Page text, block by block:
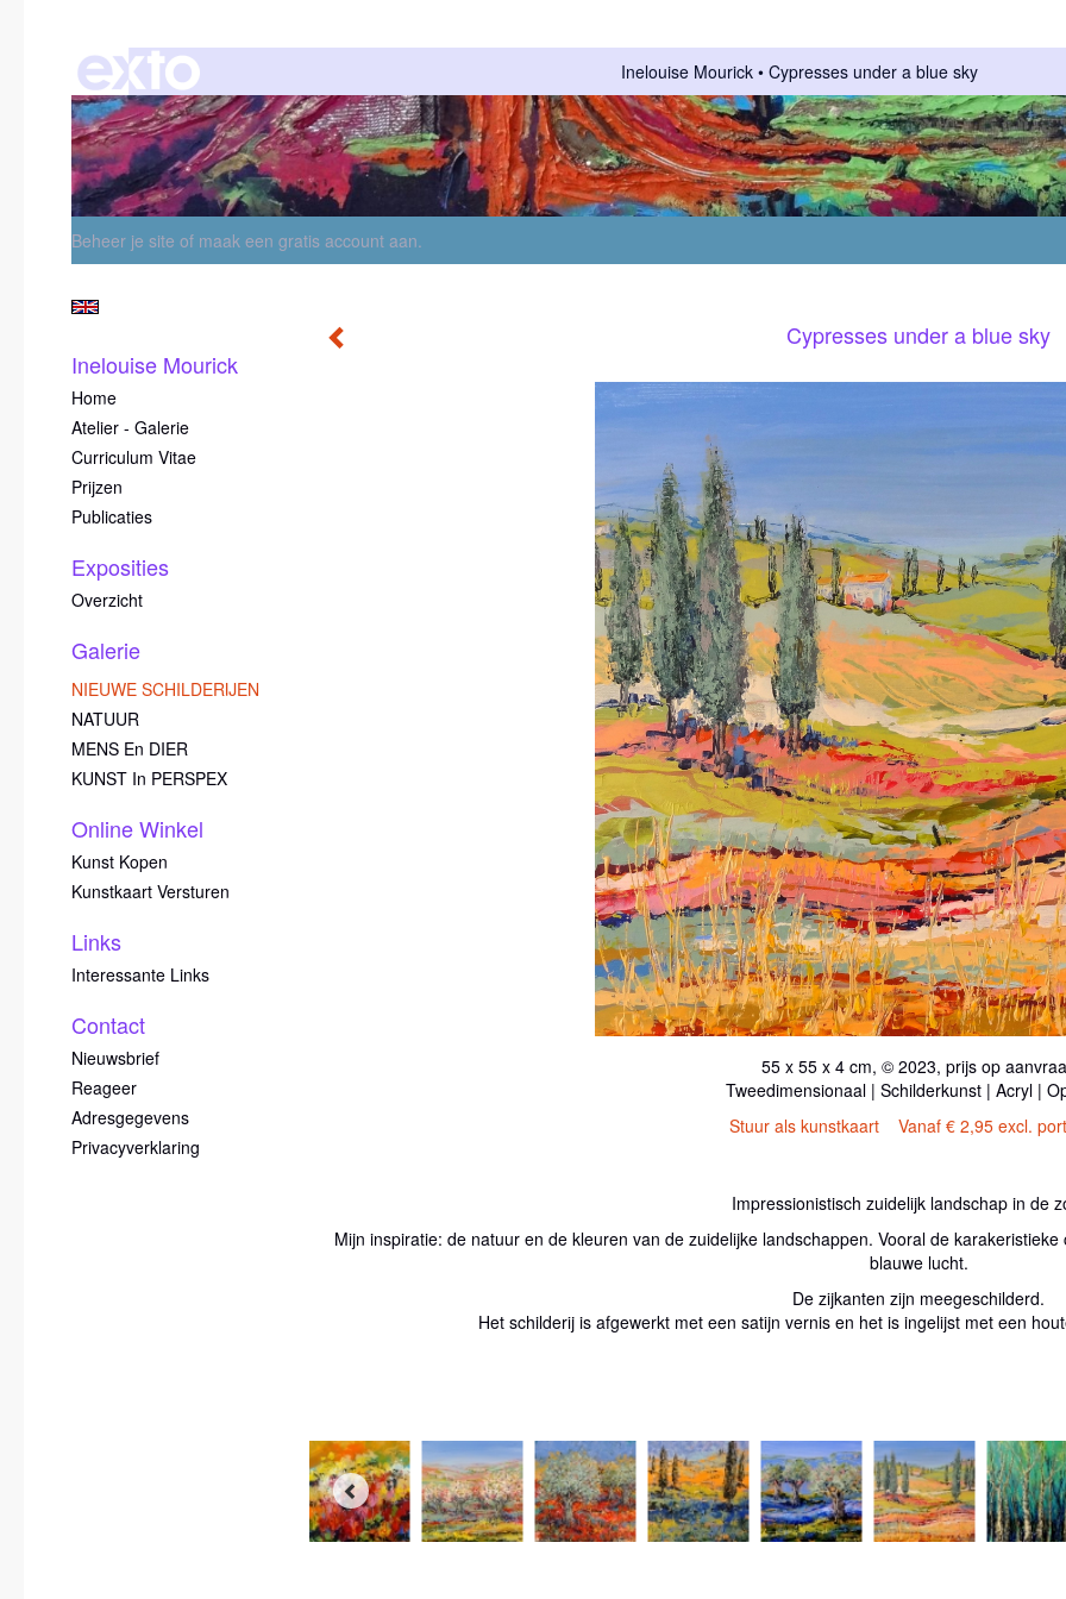
Inelouise Mourick Cypresses under a blue sky
Beheer je site of maak een gratis account aan.
Cypresses under a blue sky
55 x 55 x 4 cm, © 2023, prijs op
Tweedimensionaal | Schilderkunst | Acryl |
Stuur als kunstkaart Vanaf € 2,95 excl.
Impressionistisch zuidelijk landschap in de
Mijn inspiratie: de natuur en de kleuren van de zuidelijke landschappen. Vooral de
blauwe lucht.
De zijkanten zijn meegeschilderd.
Het schilderij is afgewerkt met een satijn vernis en het is ingelijst met een
Inelouise Mourick
Home
Atelier - Galerie
Curriculum Vitae
Prijzen
Publicaties
Exposities
Overzicht
Galerie
NIEUWE SCHILDERIJEN
NATUUR
MENS En DIER
KUNST In PERSPEX
Online Winkel
Kunst Kopen
Kunstkaart Versturen
Links
Interessante Links
Contact
Nieuwsbrief
Reageer
Adresgegevens
Privacyverklaring